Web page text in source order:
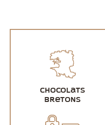
Chocolats
bretons